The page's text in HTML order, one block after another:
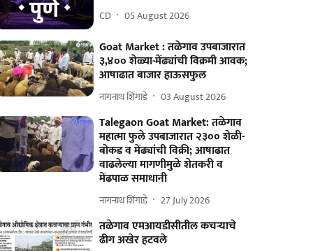
CD 05 August 2026
Goat Market : तळेगाव उपबाजारात
३,४०० शेळ्या-मेंढ्यांची विक्रमी आवक;
आषाढात बाजार हाऊसफुल
नागनाथ शिंगाडे 03 August 2026
Talegaon Goat Market: तळेगाव
महात्मा फुले उपबाजारात २३०० शेळी-
बोकड व मेंढ्यांची विक्री; आषाढात
वाढलेल्या मागणीमुळे शेतकरी व
मेंढपाळ समाधानी
नागनाथ शिंगाडे 27 July 2026
तळेगाव एमआयडीसीतील कचऱ्याचे
ढीग अखेर हटवले